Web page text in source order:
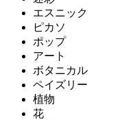
エスニック
ピカソ
ポップ
アート
ボタニカル
ペイズリー
植物
花